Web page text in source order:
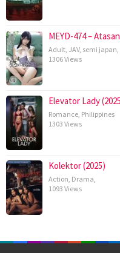
MEYD-474 –
Adult JAV, semi japan
1306 Views
Elevator Lady
Romance Philippines
1303 Views
Kolektor (2025)
Action Drama
1093 Views